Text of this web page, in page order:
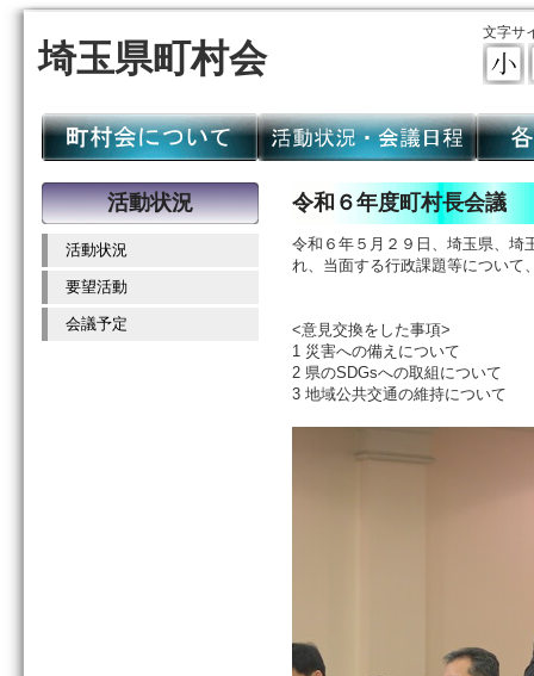
文字サ
埼玉県町村会
活動状況
活動状況
要望活動
会議予定
令和６年度町村長会議
令和６年５月２９日、埼玉県、埼
れ、当面する行政課題等について
<意見交換をした事項>
1 災害への備えについて
2 県のSDGsへの取組について
3 地域公共交通の維持について